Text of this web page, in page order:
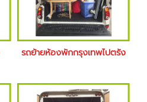
รถย้ายห้องพักกรุงเทพไปตรัง